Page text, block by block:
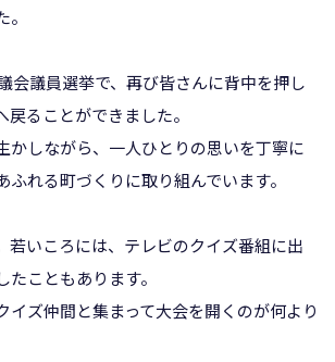
会議員選挙で、再び皆さんに背中を押し
ることができました。
かしながら、一人ひとりの思いを丁寧に
ふれる町づくりに取り組んでいます。
若いころには、テレビのクイズ番組に出
こともあります。
イズ仲間と集まって大会を開くのが何より